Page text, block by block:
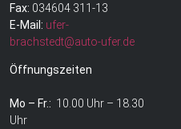
Fax: 034604 311-13
E-Mail: ufer-
brachstedt@auto-ufer.de
Öffnungszeiten
Mo – Fr.: 10.00 Uhr – 18.30
Uhr